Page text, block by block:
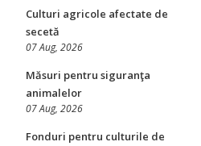
Culturi agricole afectate de
secetă
07 Aug, 2026
Măsuri pentru siguranţa
animalelor
07 Aug, 2026
Fonduri pentru culturile de